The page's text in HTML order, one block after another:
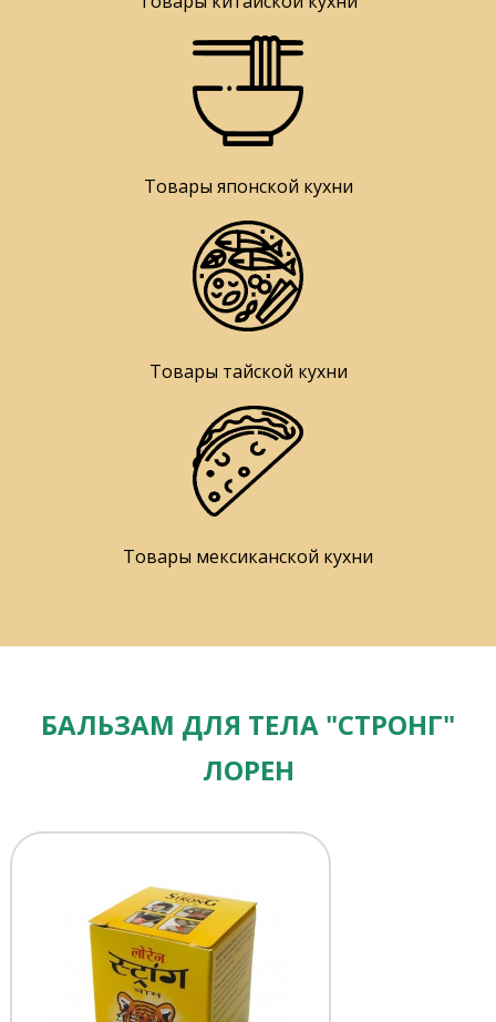
Товары японской кухни
Товары тайской кухни
Товары мексиканской кухни
БАЛЬЗАМ ДЛЯ ТЕЛА "СТРОНГ"
ЛОРЕН